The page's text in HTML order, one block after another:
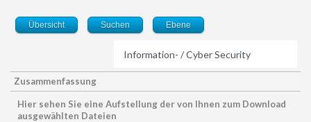
Übersicht Suchen Ebene
Zusammenfassung
Hier sehen Sie eine Aufstellung der von Ihnen zum Download
ausgewählten Dateien